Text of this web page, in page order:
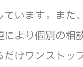
ています。また
により個別の相
だけワンストッ